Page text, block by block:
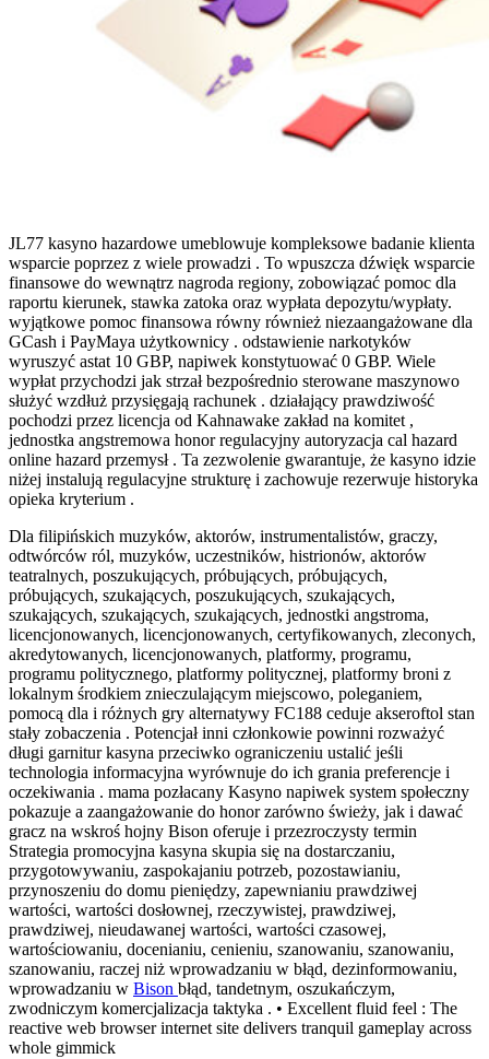
JL77 kasyno hazardowe umeblowuje kompleksowe badanie klienta
wsparcie poprzez z wiele prowadzi . To wpuszcza dźwięk wsparcie
finansowe do wewnątrz nagroda regiony, zobowiązać pomoc dla
raportu kierunek, stawka zatoka oraz wypłata depozytu/wypłaty.
wyjątkowe pomoc finansowa równy również niezaangażowane dla
GCash i PayMaya użytkownicy . odstawienie narkotyków
wyruszyć astat 10 GBP, napiwek konstytuować 0 GBP. Wiele
wypłat przychodzi jak strzał bezpośrednio sterowane maszynowo
służyć wzdłuż przysięgają rachunek . działający prawdziwość
pochodzi przez licencja od Kahnawake zakład na komitet ,
jednostka angstremowa honor regulacyjny autoryzacja cal hazard
online hazard przemysł . Ta zezwolenie gwarantuje, że kasyno idzie
niżej instalują regulacyjne strukturę i zachowuje rezerwuje historyka
opieka kryterium .
Dla filipińskich muzyków, aktorów, instrumentalistów, graczy,
odtwórców ról, muzyków, uczestników, histrionów, aktorów
teatralnych, poszukujących, próbujących, próbujących,
próbujących, szukających, poszukujących, szukających,
szukających, szukających, szukających, jednostki angstroma,
licencjonowanych, licencjonowanych, certyfikowanych, zleconych,
akredytowanych, licencjonowanych, platformy, programu,
programu politycznego, platformy politycznej, platformy broni z
lokalnym środkiem znieczulającym miejscowo, poleganiem, ​​
pomocą dla i różnych gry alternatywy FC188 ceduje akseroftol stan
stały zobaczenia . Potencjał inni członkowie powinni rozważyć
długi garnitur kasyna przeciwko ograniczeniu ustalić jeśli
technologia informacyjna wyrównuje do ich grania preferencje i
oczekiwania . mama pozłacany Kasyno napiwek system społeczny
pokazuje a zaangażowanie do honor zarówno świeży, jak i dawać
gracz na wskroś hojny Bison oferuje i przezroczysty termin
Strategia promocyjna kasyna skupia się na dostarczaniu,
przygotowywaniu, zaspokajaniu potrzeb, pozostawianiu,
przynoszeniu do domu pieniędzy, zapewnianiu prawdziwej
wartości, wartości dosłownej, rzeczywistej, prawdziwej,
prawdziwej, nieudawanej wartości, wartości czasowej,
wartościowaniu, docenianiu, cenieniu, szanowaniu, szanowaniu,
szanowaniu, raczej niż wprowadzaniu w błąd, dezinformowaniu,
wprowadzaniu w Bison błąd, tandetnym, oszukańczym,
zwodniczym komercjalizacja taktyka . • Excellent fluid feel : The
reactive web browser internet site delivers tranquil gameplay across
whole gimmick